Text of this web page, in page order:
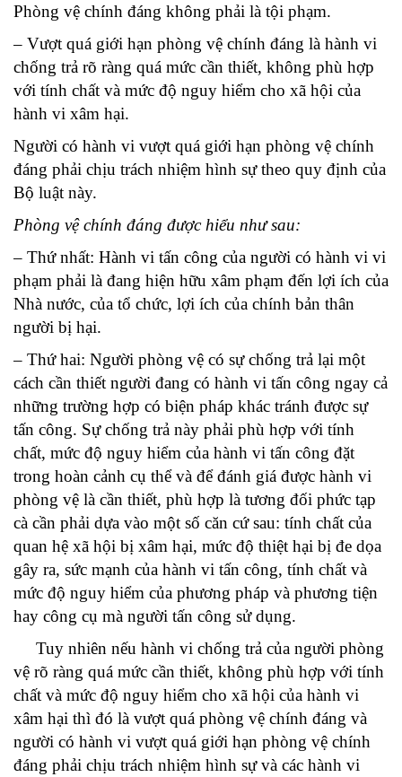
Phòng vệ chính đáng không phải là tội phạm.
– Vượt quá giới hạn phòng vệ chính đáng là hành vi
chống trả rõ ràng quá mức cần thiết, không phù hợp
với tính chất và mức độ nguy hiểm cho xã hội của
hành vi xâm hại.
Người có hành vi vượt quá giới hạn phòng vệ chính
đáng phải chịu trách nhiệm hình sự theo quy định của
Bộ luật này.
Phòng vệ chính đáng được hiểu như sau:
– Thứ nhất: Hành vi tấn công của người có hành vi vi
phạm phải là đang hiện hữu xâm phạm đến lợi ích của
Nhà nước, của tổ chức, lợi ích của chính bản thân
người bị hại.
– Thứ hai: Người phòng vệ có sự chống trả lại một
cách cần thiết người đang có hành vi tấn công ngay cả
những trường hợp có biện pháp khác tránh được sự
tấn công. Sự chống trả này phải phù hợp với tính
chất, mức độ nguy hiểm của hành vi tấn công đặt
trong hoàn cảnh cụ thể và để đánh giá được hành vi
phòng vệ là cần thiết, phù hợp là tương đối phức tạp
cà cần phải dựa vào một số căn cứ sau: tính chất của
quan hệ xã hội bị xâm hại, mức độ thiệt hại bị đe dọa
gây ra, sức mạnh của hành vi tấn công, tính chất và
mức độ nguy hiểm của phương pháp và phương tiện
hay công cụ mà người tấn công sử dụng.
Tuy nhiên nếu hành vi chống trả của người phòng
vệ rõ ràng quá mức cần thiết, không phù hợp với tính
chất và mức độ nguy hiểm cho xã hội của hành vi
xâm hại thì đó là vượt quá phòng vệ chính đáng và
người có hành vi vượt quá giới hạn phòng vệ chính
đáng phải chịu trách nhiệm hình sự và các hành vi